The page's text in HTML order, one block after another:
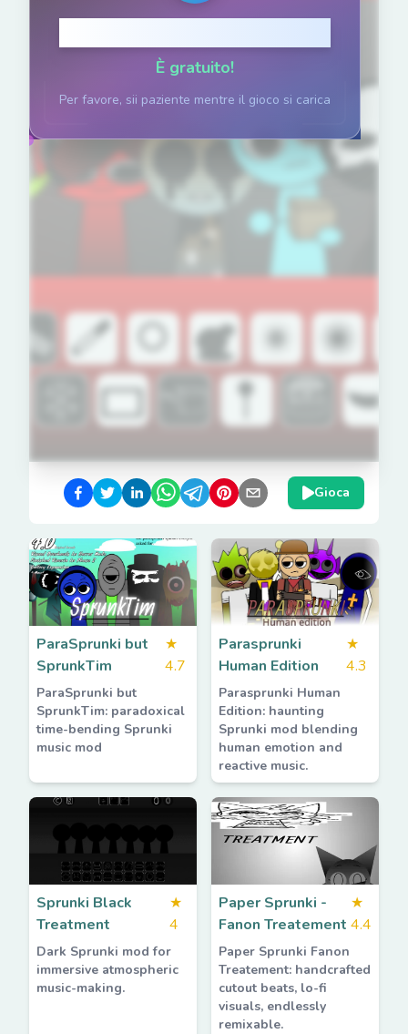
È gratuito!
Per favore, sii paziente mentre il gioco si carica
Gioca
ParaSprunki but
SprunkTim
★
4.7
ParaSprunki but
SprunkTim: paradoxical
time-bending Sprunki
music mod
Parasprunki
Human Edition
★
4.3
Parasprunki Human
Edition: haunting
Sprunki mod blending
human emotion and
reactive music.
Sprunki Black
Treatment
★
4
Dark Sprunki mod for
immersive atmospheric
music-making.
Paper Sprunki -
Fanon Treatement
★
4.4
Paper Sprunki Fanon
Treatement: handcrafted
cutout beats, lo-fi
visuals, endlessly
remixable.